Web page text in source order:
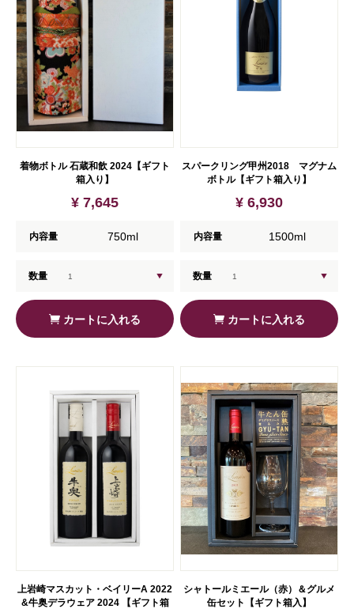
着物ボトル 石蔵和飲 2024【ギフト
箱入り】
¥ 7,645
内容量 750ml
数量
カートに入れる
スパークリング甲州2018 マグナム
ボトル【ギフト箱入り】
¥ 6,930
内容量 1500ml
数量
カートに入れる
上岩崎マスカット・ベイリーA 2022
&牛奥デラウェア 2024 【ギフト箱
シャトールミエール（赤）＆グルメ
缶セット【ギフト箱入】